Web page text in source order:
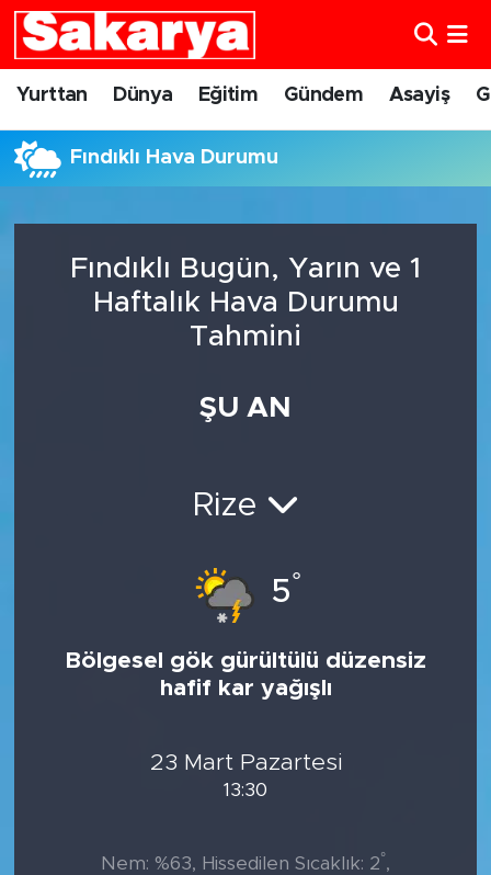
Yurttan Dünya Eğitim Gündem Asayiş
Fındıklı Hava Durumu
Fındıklı Bugün, Yarın ve 1
Haftalık Hava Durumu
Tahmini
ŞU AN
Rize
5°
Bölgesel gök gürültülü düzensiz
hafif kar yağışlı
23 Mart Pazartesi
13:30
Nem: %63, Hissedilen Sıcaklık: 2°,
Yurttan
Eskişehirspor
Eskişehir Nöbetçi Eczaneler
Süper Lig Puan Durumu ve Fikstür
Son Dakika Haberleri